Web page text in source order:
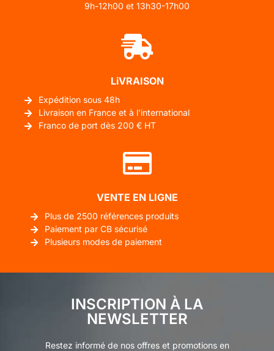
9h-12h00 et 13h30-17h00
LiVRAISON
Expédition sous 48h
Livraison en France et à l'international
Franco de port dès 200 € HT
VENTE EN LIGNE
Plus de 2500 références produits
Paiement par CB sécurisé
Plusieurs modes de paiement
INSCRIPTION À LA
NEWSLETTER
Restez informé de nos offres et promotions en